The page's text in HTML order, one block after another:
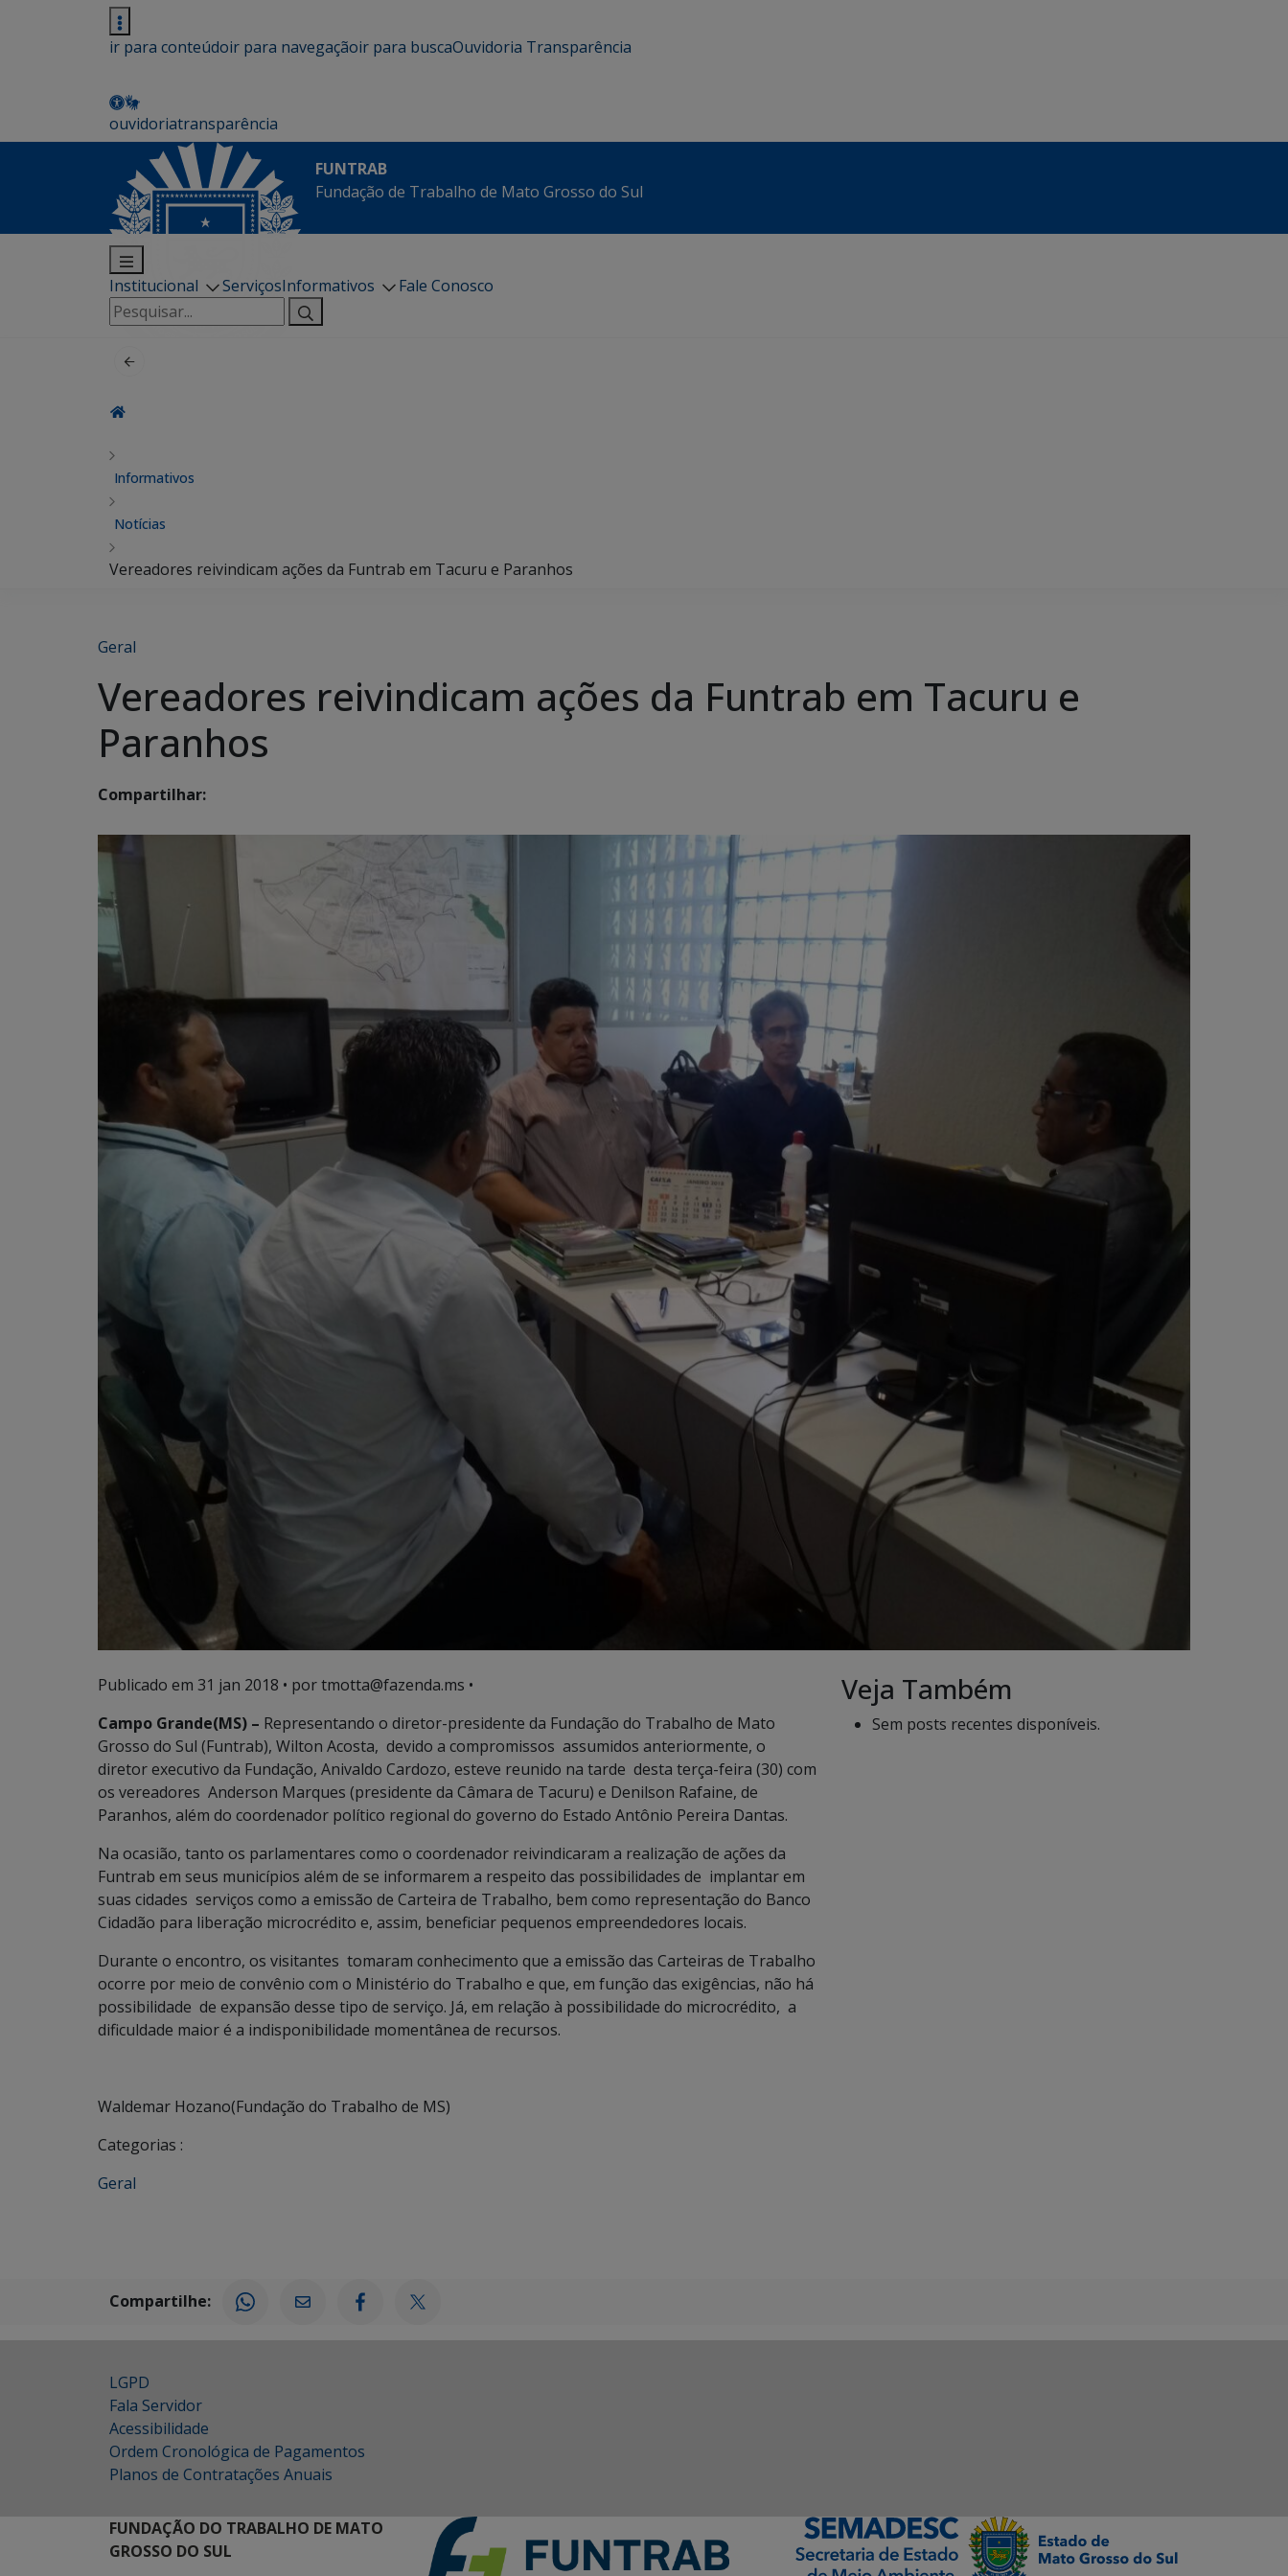
ir para conteúdoir para navegaçãoir para buscaOuvidoria Transparência
ouvidoriatransparência
FUNTRAB
Fundação de Trabalho de Mato Grosso do Sul
Institucional ServiçosInformativos
Fale Conosco
Pesquisar
por:
Informativos
Notícias
Vereadores reivindicam ações da Funtrab em Tacuru e Paranhos
Geral
Vereadores reivindicam ações da Funtrab em Tacuru e
Paranhos
Compartilhar:
Publicado em 31 jan 2018 • por tmotta@fazenda.ms •
Campo Grande(MS) – Representando o diretor-presidente da Fundação do Trabalho de Mato
Grosso do Sul (Funtrab), Wilton Acosta, devido a compromissos assumidos anteriormente, o
diretor executivo da Fundação, Anivaldo Cardozo, esteve reunido na tarde desta terça-feira (30) com
os vereadores Anderson Marques (presidente da Câmara de Tacuru) e Denilson Rafaine, de
Paranhos, além do coordenador político regional do governo do Estado Antônio Pereira Dantas.
Na ocasião, tanto os parlamentares como o coordenador reivindicaram a realização de ações da
Funtrab em seus municípios além de se informarem a respeito das possibilidades de implantar em
suas cidades serviços como a emissão de Carteira de Trabalho, bem como representação do Banco
Cidadão para liberação microcrédito e, assim, beneficiar pequenos empreendedores locais.
Durante o encontro, os visitantes tomaram conhecimento que a emissão das Carteiras de Trabalho
ocorre por meio de convênio com o Ministério do Trabalho e que, em função das exigências, não há
possibilidade de expansão desse tipo de serviço. Já, em relação à possibilidade do microcrédito, a
dificuldade maior é a indisponibilidade momentânea de recursos.
Waldemar Hozano(Fundação do Trabalho de MS)
Categorias :
Geral
Veja Também
Sem posts recentes disponíveis.
Compartilhe:
LGPD
Fala Servidor
Acessibilidade
Ordem Cronológica de Pagamentos
Planos de Contratações Anuais
FUNDAÇÃO DO TRABALHO DE MATO
GROSSO DO SUL